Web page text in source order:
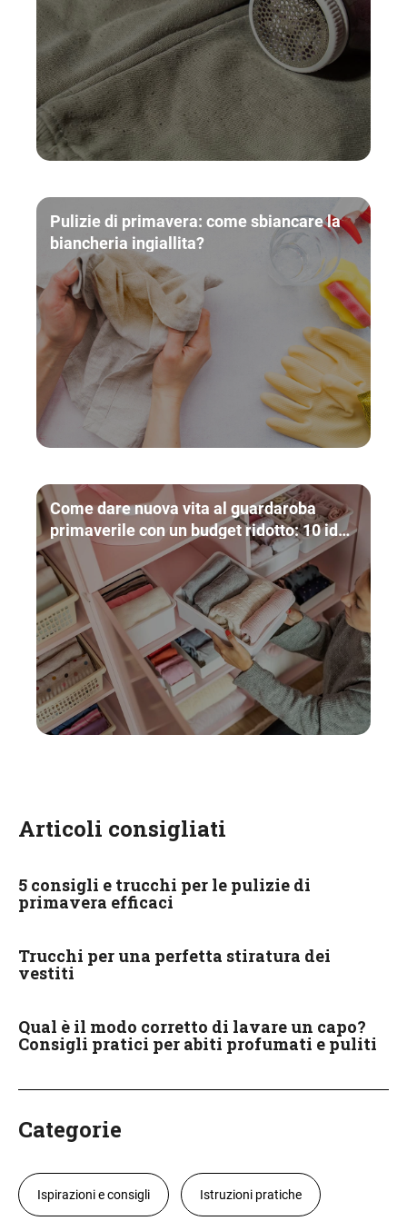
Pulizie di primavera: come sbiancare la
biancheria ingiallita?
Come dare nuova vita al guardaroba
primaverile con un budget ridotto: 10 idee
pratiche
Articoli consigliati
5 consigli e trucchi per le pulizie di
primavera efficaci
Trucchi per una perfetta stiratura dei
vestiti
Qual è il modo corretto di lavare un capo?
Consigli pratici per abiti profumati e puliti
Categorie
Ispirazioni e consigli Istruzioni pratiche